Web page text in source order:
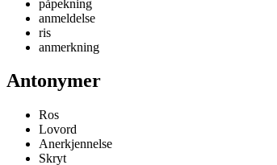
påpekning
anmeldelse
ris
anmerkning
Antonymer
Ros
Lovord
Anerkjennelse
Skryt